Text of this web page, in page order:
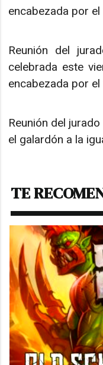
encabezada por
Reunión del
celebrada este
encabezada por
Reunión del
el galardón a la
TE